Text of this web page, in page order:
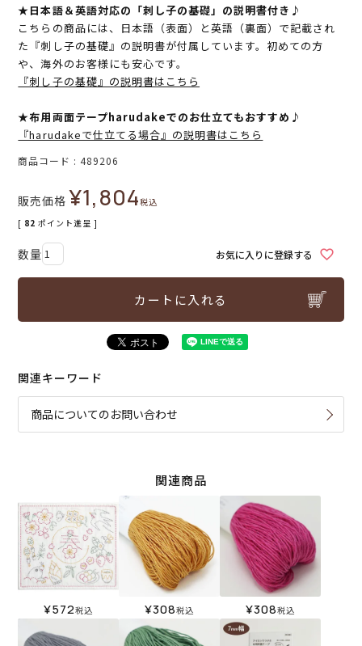
★日本語＆英語対応の「刺し子の基礎」の説明書付き♪
こちらの商品には、日本語（表面）と英語（裏面）で記載され
た『刺し子の基礎』の説明書が付属しています。初めての方
や、海外のお客様にも安心です。
『刺し子の基礎』の説明書はこちら
★布用両面テープharudakeでのお仕立てもおすすめ♪
『harudakeで仕立てる場合』の説明書はこちら
商品コード 489206
販売価格 ¥1,804税込
[ 82 ポイント進呈 ]
お気に入りに登録する
カートに入れる
関連キーワード
商品についてのお問い合わせ
関連商品
¥572税込 ¥308税込 ¥308税込